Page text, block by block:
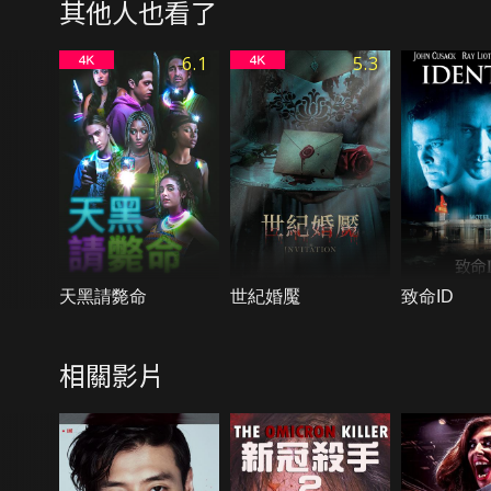
其他人也看了
6.1
天黑請斃命
5.3
世紀婚魘 致命ID
相關影片